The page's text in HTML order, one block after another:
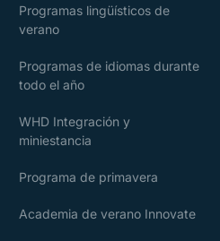
Programas lingüísticos de
verano
Programas de idiomas durante
todo el año
WHD Integración y
miniestancia
Programa de primavera
Academia de verano Innovate